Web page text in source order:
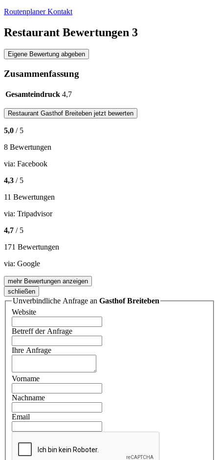
RoutenplanerKontakt
Restaurant Bewertungen 3
Eigene Bewertung abgeben
Zusammenfassung
Gesamteindruck 4,7
Restaurant Gasthof Breiteben jetzt bewerten
5,0 / 5
8 Bewertungen
via: Facebook
4,3 / 5
11 Bewertungen
via: Tripadvisor
4,7 / 5
171 Bewertungen
via: Google
mehr Bewertungen anzeigen
schließen
Unverbindliche Anfrage an Gasthof Breiteben
Website
Betreff der Anfrage
Ihre Anfrage
Vorname
Nachname
Email